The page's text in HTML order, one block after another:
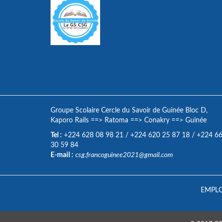
Groupe Scolaire Cercle du Savoir de Guinée Bloc D,
Kaporo Rails ==> Ratoma ==> Conakry ==> Guinée
Tel : +224 628 08 98 21 / +224 620 25 87 18 / +224
30 59 84
E-mail : csg.francoguinee2021@gmail.com